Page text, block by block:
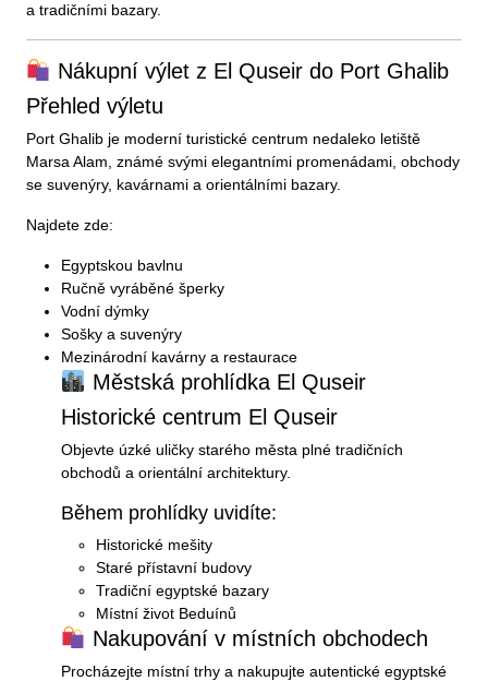
a tradičními bazary.
Nákupní výlet z El Quseir do Port Ghalib
Přehled výletu
Port Ghalib je moderní turistické centrum nedaleko letiště
Marsa Alam, známé svými elegantními promenádami, obchody
se suvenýry, kavárnami a orientálními bazary.
Najdete zde:
Egyptskou bavlnu
Ručně vyráběné šperky
Vodní dýmky
Sošky a suvenýry
Mezinárodní kavárny a restaurace
Městská prohlídka El Quseir
Historické centrum El Quseir
Objevte úzké uličky starého města plné tradičních
obchodů a orientální architektury.
Během prohlídky uvidíte:
Historické mešity
Staré přístavní budovy
Tradiční egyptské bazary
Místní život Beduínů
Nakupování v místních obchodech
Procházejte místní trhy a nakupujte autentické egyptské